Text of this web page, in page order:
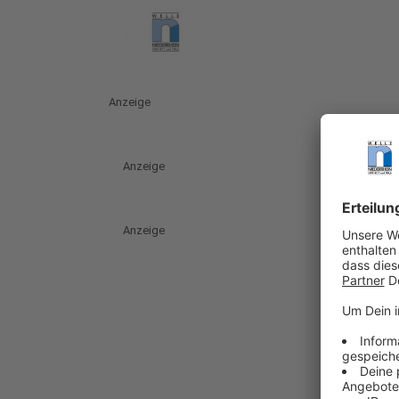
Anzeige
Anzeige
Anzeige